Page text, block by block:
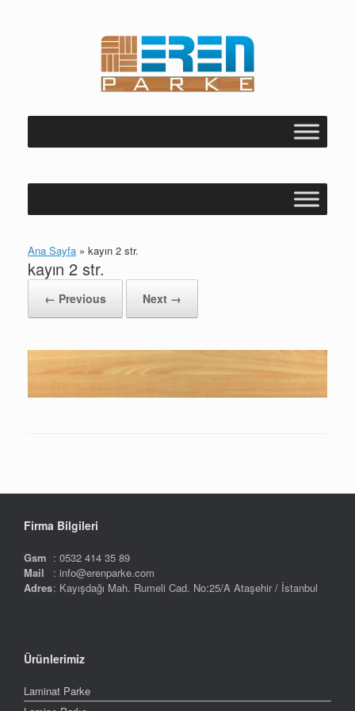
Ana Sayfa » kayın 2 str.
kayın 2 str.
← Previous Next →
Firma Bilgileri
Gsm : 0532 414 35 89
Mail
: info@erenparke.com
Adres: Kayışdağı Mah. Rumeli Cad. No:25/A Ataşehir / İstanbul
Ürünlerimiz
Laminat Parke